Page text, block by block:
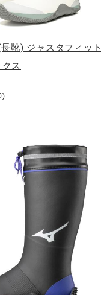
プ
靴) ジャスタフィット
ス